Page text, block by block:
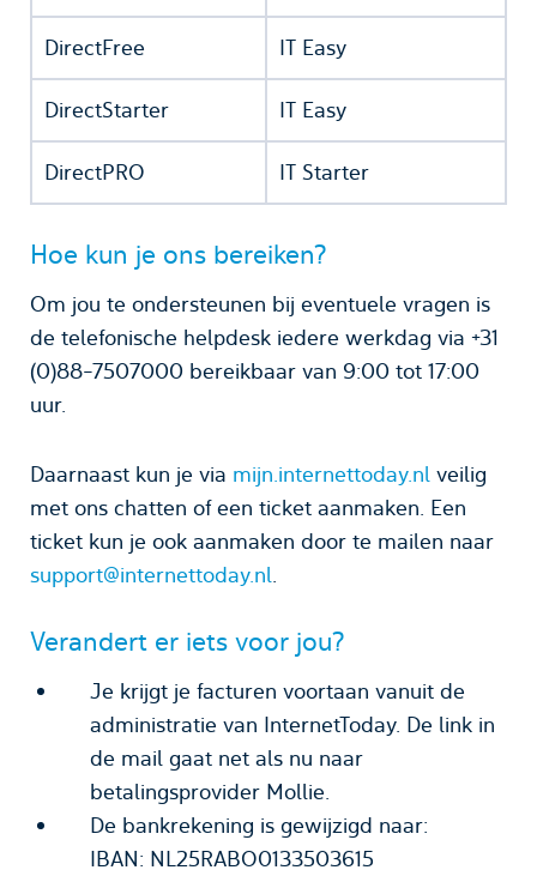
DirectFree IT Easy
DirectStarter IT Easy
DirectPRO IT Starter
Hoe kun je ons bereiken?
Om jou te ondersteunen bij eventuele vragen is
de telefonische helpdesk iedere werkdag via +31
(0)88-7507000 bereikbaar van 9:00 tot 17:00
uur.
Daarnaast kun je via mijn.internettoday.nl veilig
met ons chatten of een ticket aanmaken. Een
ticket kun je ook aanmaken door te mailen naar
support@internettoday.nl
Verandert er iets voor jou?
Je krijgt je facturen voortaan vanuit de
administratie van InternetToday. De link in
de mail gaat net als nu naar
betalingsprovider Mollie.
De bankrekening is gewijzigd naar:
IBAN: NL25RABO0133503615